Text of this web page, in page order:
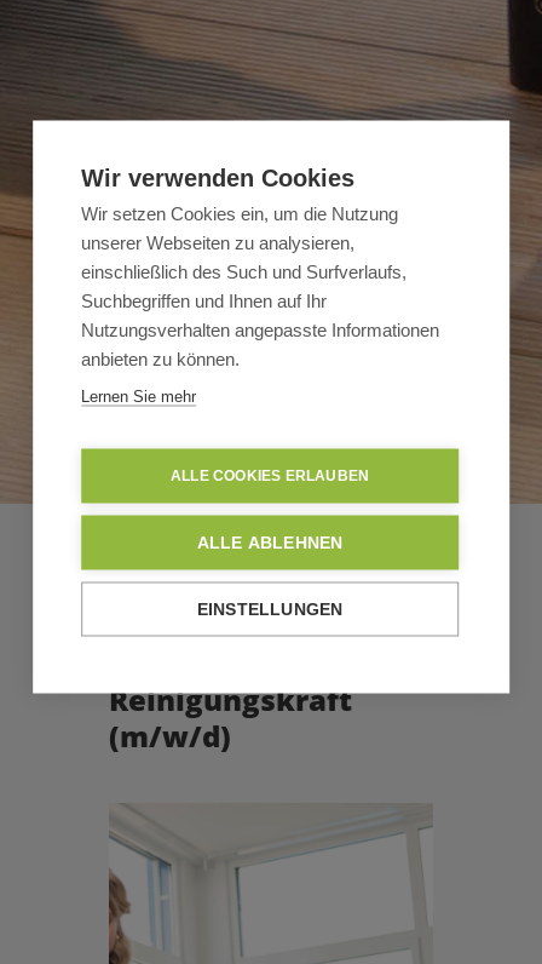
Unsere Stellenangebote
Reinigungskraft
(m/w/d)
Wir verwenden Cookies
Wir setzen Cookies ein, um die Nutzung
unserer Webseiten zu analysieren,
einschließlich des Such und Surfverlaufs,
Suchbegriffen und Ihnen auf Ihr
Nutzungsverhalten angepasste Informationen
anbieten zu können.
Lernen Sie mehr
ALLE COOKIES ERLAUBEN
ALLE ABLEHNEN
EINSTELLUNGEN